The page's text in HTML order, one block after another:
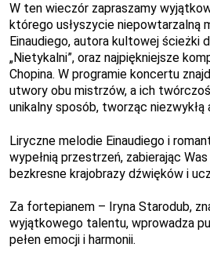
W ten wieczór zapraszamy
którego usłyszycie niepowtarzalną
Einaudiego, autora kultowej ścieżki
„Nietykalni”, oraz najpiękniejsze
Chopina. W programie koncertu
utwory obu mistrzów, a ich
unikalny sposób, tworząc
Liryczne melodie Einaudiego i
wypełnią przestrzeń, zabierając
bezkresne krajobrazy dźwięków i
Za fortepianem – Iryna Starodub,
wyjątkowego talentu, wprowadza
pełen emocji i harmonii.